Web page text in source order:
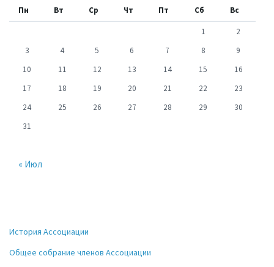
Пн Вт Ср Чт Пт Сб Вс
1
2
3
4 5 6 7 8
9
10
11 12 13 14 15
16
17
18 19 20 21 22
23
24
25 26 27 28 29
30
31
« Июл
История Ассоциации
Общее собрание членов Ассоциации